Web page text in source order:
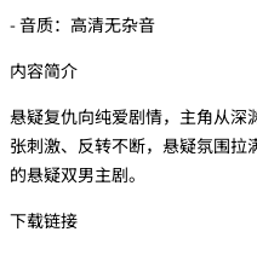
- 音质：高清无杂音
内容简介
悬疑复仇向纯爱剧情，主角从深
张刺激、反转不断，悬疑氛围
的悬疑双男主剧。
下载链接